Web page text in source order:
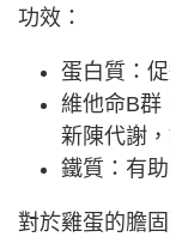
功效：
蛋白質：
維他命B群
新陳代謝
鐵質：有
對於雞蛋的膽